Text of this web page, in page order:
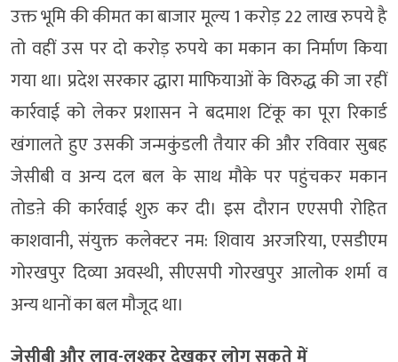
उक्त भूमि की कीमत का बाजार मूल्य 1 करोड़ 22 लाख रुपये है
तो वहीं उस पर दो करोड़ रुपये का मकान का निर्माण किया
गया था। प्रदेश सरकार द्धारा माफियाओं के विरुद्ध की जा रहीं
कार्रवाई को लेकर प्रशासन ने बदमाश टिंकू का पूरा रिकार्ड
खंगालते हुए उसकी जन्मकुंडली तैयार की और रविवार सुबह
जेसीबी व अन्य दल बल के साथ मौके पर पहुंचकर मकान
तोडऩे की कार्रवाई शुरु कर दी। इस दौरान एएसपी रोहित
काशवानी, संयुक्त कलेक्टर नम: शिवाय अरजरिया, एसडीएम
गोरखपुर दिव्या अवस्थी, सीएसपी गोरखपुर आलोक शर्मा व
अन्य थानों का बल मौजूद था।